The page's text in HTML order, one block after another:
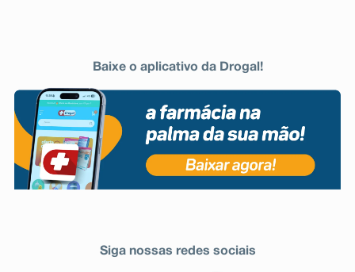
Baixe o aplicativo da Drogal!
Siga nossas redes sociais